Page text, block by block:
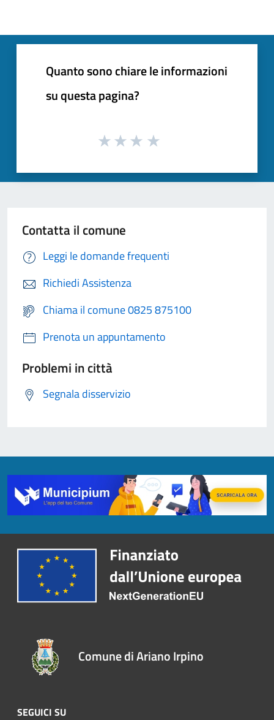
Quanto sono chiare le informazioni
su questa pagina?
Contatta il comune
Leggi le domande frequenti
Richiedi Assistenza
Chiama il comune 0825 875100
Prenota un appuntamento
Problemi in città
Segnala disservizio
Comune di Ariano Irpino
SEGUICI SU